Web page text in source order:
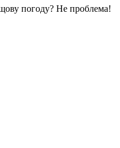
погоду? Не проблема!